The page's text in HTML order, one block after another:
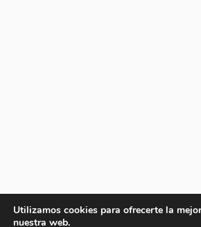
Utilizamos cookies para ofrecerte la
nuestra web.